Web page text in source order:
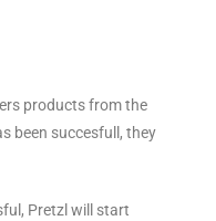
products from the
been succesfull, they
Pretzl will start